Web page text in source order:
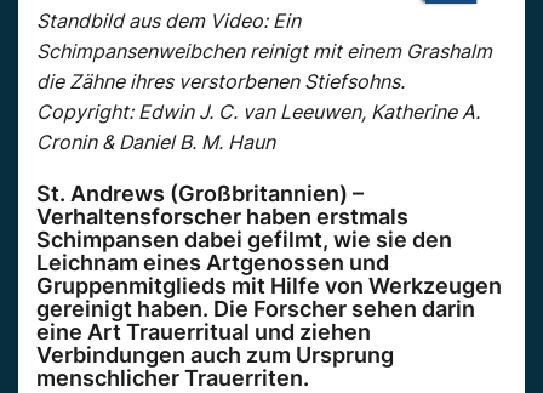
Standbild aus dem Video: Ein
Schimpansenweibchen reinigt mit einem Grashalm
die Zähne ihres verstorbenen Stiefsohns.
Copyright: Edwin J. C. van Leeuwen, Katherine A.
Cronin & Daniel B. M. Haun
St. Andrews (Großbritannien) –
Verhaltensforscher haben erstmals
Schimpansen dabei gefilmt, wie sie den
Leichnam eines Artgenossen und
Gruppenmitglieds mit Hilfe von Werkzeugen
gereinigt haben. Die Forscher sehen darin
eine Art Trauerritual und ziehen
Verbindungen auch zum Ursprung
menschlicher Trauerriten.